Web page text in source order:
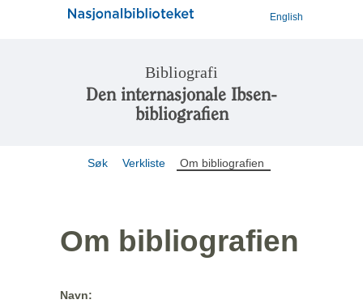
English
Bibliografi
Den internasjonale Ibsen-
bibliografien
Søk Verkliste Om bibliografien
Om bibliografien
Navn: